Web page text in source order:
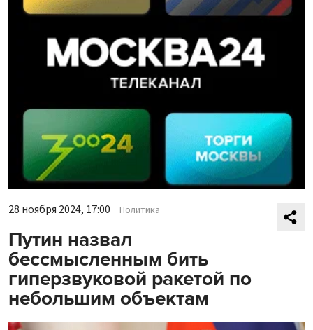
28 ноября 2024, 17:00 Политика
Путин назвал
бессмысленным бить
гиперзвуковой ракетой по
небольшим объектам